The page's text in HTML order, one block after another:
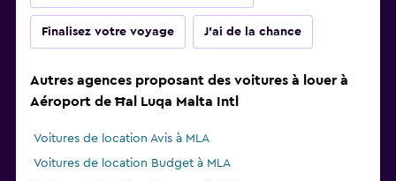
Finalisez votre voyage J'ai de la chance
Autres agences proposant des voitures à louer à
Aéroport de Ħal Luqa Malta Intl
Voitures de location Avis à MLA
Voitures de location Budget à MLA